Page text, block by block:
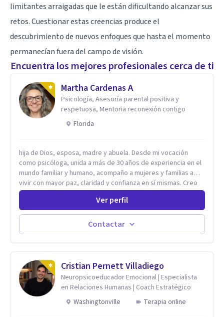
limitantes arraigadas que le están dificultando alcanzar sus
retos. Cuestionar estas creencias produce el
descubrimiento de nuevos enfoques que hasta el momento
permanecían fuera del campo de visión.
Encuentra los mejores profesionales cerca de ti
Martha Cardenas A
Psicología, Asesoría parental positiva y
respetuosa, Mentoria reconexión contigo
Florida
hija de Dios, esposa, madre y abuela. Desde mi vocación
como psicóloga, unida a más de 30 años de experiencia en el
mundo familiar y humano, acompaño a mujeres y familias a
vivir con mayor paz, claridad y confianza en sí mismas. Creo
profundamente que la vida está hecha de etapas, y que cada
ciclo —personal, emocional, espiritual y familiar— trae
oportunidades de crecimiento. Por eso utilizo una
combinación de psicología positiva, enfoque humanista,
herramientas contemporáneas de bienestar mental y
eres. Mi misión es ayudarte a ordenar tu mundo interior, sanar
lo que aún pesa, fortalecer tu autoestima, transformar la
relación contigo misma y con quienes amas, y enseñarte
herramientas prácticas para navegar la vida familiar con amor,
límites sanos, serenidad y propósito. Trabajo desde una
Ver perfil
Contactar
Cristian Pernett Villadiego
Neuropsicoeducador Emocional | Especialista
en Relaciones Humanas | Coach Estratégico
Washingtonville
Terapia online